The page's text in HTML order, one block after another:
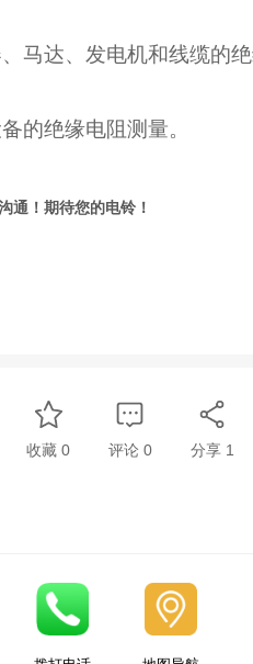
马达、发电机和线缆的
的绝缘电阻测量。
通！期待您的电铃！
收藏 0 评论 0 分享 1